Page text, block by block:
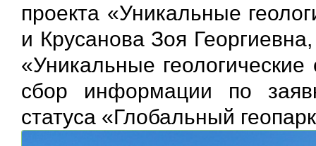
проекта «Уникальные
и Крусанова Зоя
«Уникальные
сбор информации по
статуса «Глобальный